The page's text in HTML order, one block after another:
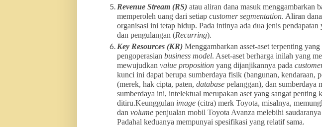
Revenue Stream (RS)atau aliran dana masuk menggambarkan
memperoleh uang dari setiap customer segmentation. Aliran
organisasi ini tetap hidup. Pada intinya ada dua jenis
dan pengulangan (Recurring).
Key Resources (KR)Menggambarkan asset-aset terpenting
pengoperasian business model. Aset-aset berharga inilah yang
mewujudkan value propositionyang dijanjikannya pada
kunci ini dapat berupa sumberdaya fisik (bangunan, kendaraan,
(merek, hak cipta, paten, databasepelanggan), dan sumberdaya
sumberdaya ini, intelektual merupakan aset yang sangat penting
ditiru.Keunggulan image (citra) merk Toyota, misalnya,
dan volumepenjualan mobil Toyota Avanza melebihi
Padahal keduanya mempunyai spesifikasi yang relatif sama.